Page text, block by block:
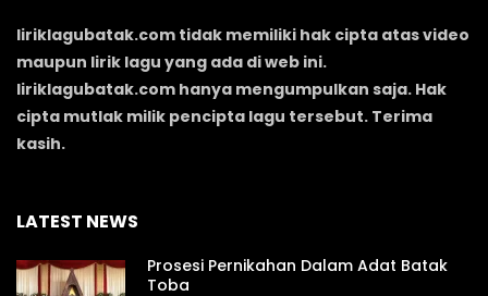
liriklagubatak.com tidak memiliki hak cipta atas video
maupun lirik lagu yang ada di web ini.
liriklagubatak.com hanya mengumpulkan saja. Hak
cipta mutlak milik pencipta lagu tersebut. Terima
kasih.
LATEST NEWS
Prosesi Pernikahan Dalam Adat Batak
Toba